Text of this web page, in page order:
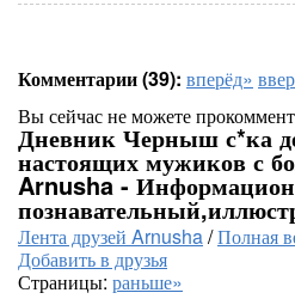
Комментарии (39): вперёд»
Вы сейчас не можете
Дневник Черныш с*ка
настоящих мужиков с
Arnusha -
Лента друзей Arnusha/Полная
Добавить в друзья
Страницы: раньше»